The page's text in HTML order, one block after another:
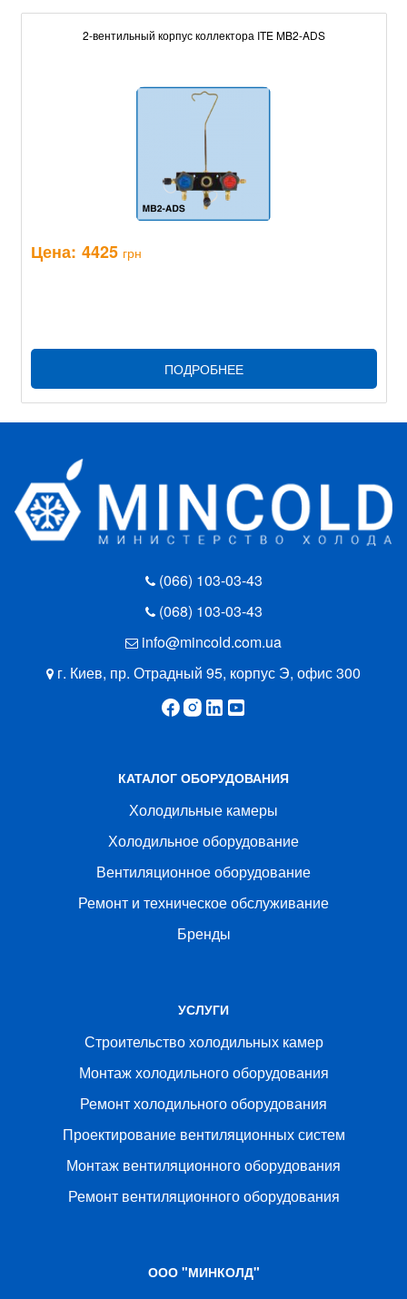
2-вентильный корпус коллектора ITE MB2-ADS
Цена: 4425 грн
ПОДРОБНЕЕ
(066) 103-03-43
(068) 103-03-43
info@mincold.com.ua
г. Киев, пр. Отрадный 95, корпус Э, офис 300
КАТАЛОГ ОБОРУДОВАНИЯ
Холодильные камеры
Холодильное оборудование
Вентиляционное оборудование
Ремонт и техническое обслуживание
Бренды
УСЛУГИ
Строительство холодильных камер
Монтаж холодильного оборудования
Ремонт холодильного оборудования
Проектирование вентиляционных систем
Монтаж вентиляционного оборудования
Ремонт вентиляционного оборудования
ООО "МИНКОЛД"